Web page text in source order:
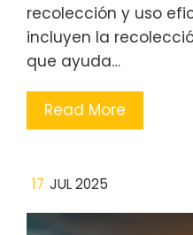
recolección y uso
incluyen la
que ayuda…
Read More
17 JUL 2025